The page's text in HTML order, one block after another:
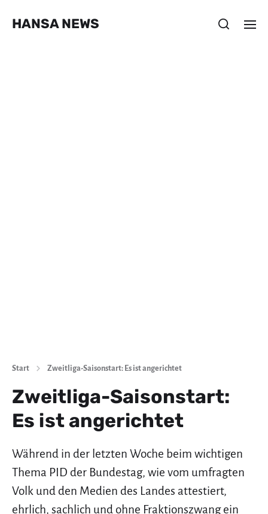
HANSA NEWS
Start Zweitliga-Saisonstart: Es ist angerichtet
Zweitliga-Saisonstart:
Es ist angerichtet
Während in der letzten Woche beim wichtigen
Thema PID der Bundestag, wie vom umfragten
Volk und den Medien des Landes attestiert,
ehrlich, sachlich und ohne Fraktionszwang ein